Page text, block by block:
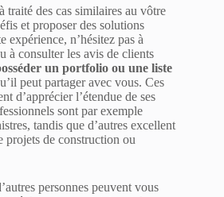
traité des cas similaires au vôtre
et proposer des solutions
expérience, n’hésitez pas à
à consulter les avis de clients
un portfolio ou une liste
peut partager avec vous. Ces
d’apprécier l’étendue de ses
sont par exemple
tandis que d’autres excellent
projets de construction ou
personnes peuvent vous